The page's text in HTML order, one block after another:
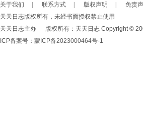
关于我们 联系方式 版权声明
免责
天天日志版权所有，未经书面授权禁止使用
天天日志主办 版权所有：天天日志 Copyright ©
ICP备案号： 蒙ICP备2023000464号-1